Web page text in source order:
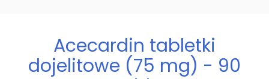
Acecardin tabletki
dojelitowe (75 mg) - 90